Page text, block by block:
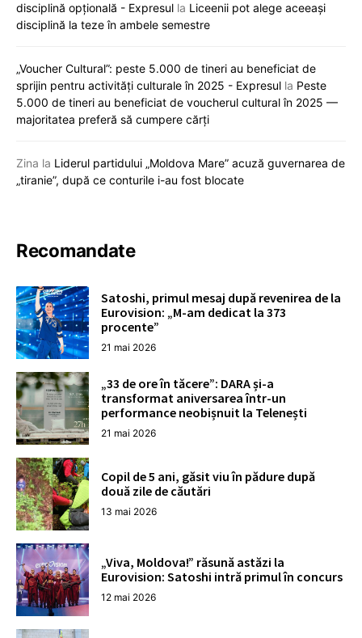
disciplină opțională - Expresul la Liceenii pot alege aceeași
disciplină la teze în ambele semestre
„Voucher Cultural”: peste 5.000 de tineri au beneficiat de
sprijin pentru activități culturale în 2025 - Expresul la Peste
5.000 de tineri au beneficiat de voucherul cultural în 2025 —
majoritatea preferă să cumpere cărți
Zina la Liderul partidului „Moldova Mare” acuză guvernarea de
„tiranie”, după ce conturile i-au fost blocate
Recomandate
Satoshi, primul mesaj după revenirea de la
Eurovision: „M-am dedicat la 373
procente”
21 mai 2026
„33 de ore în tăcere”: DARA și-a
transformat aniversarea într-un
performance neobișnuit la Telenești
21 mai 2026
Copil de 5 ani, găsit viu în pădure după
două zile de căutări
13 mai 2026
„Viva, Moldova!” răsună astăzi la
Eurovision: Satoshi intră primul în concurs
12 mai 2026